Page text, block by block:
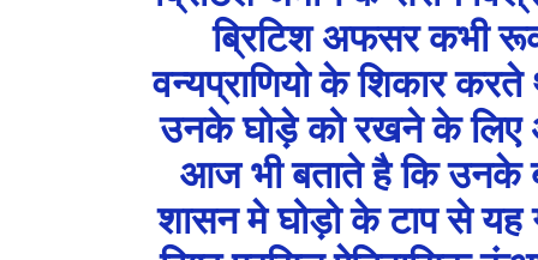
ब्रिटिश अफसर कभी
वन्यप्राणियो के शिकार
उनके घोड़े को रखने के लिए
आज भी बताते है कि उनके
शासन मे घोड़ो के टाप से यह